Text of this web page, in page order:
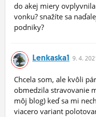
do akej miery
vonku? snažíte sa
podniky?
Lenkaska1 9. 4.
Chcela som, ale kvôli
obmedzila stravovanie
môj blog) keď sa mi
viacero variant